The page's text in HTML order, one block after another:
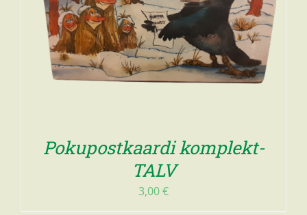
Pokupostkaardi komplekt-
TALV
3,00€